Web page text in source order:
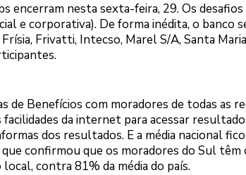
encerram nesta sexta-feira, 29. Os
e corporativa). De forma inédita, o banco
Frivatti, Intecso, Marel S/A, Santa
de Benefícios com moradores de todas as
da internet para acessar
dos resultados. E a média nacional
confirmou que os moradores do Sul têm
contra 81% da média do país.